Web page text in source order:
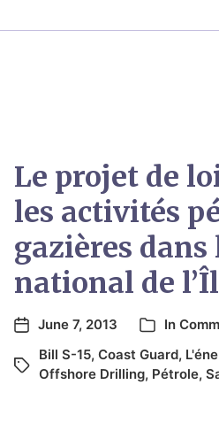
Le projet de
les activités
gazières dans
national de
June 7, 2013 In
Bill S-15, Coast Guard,
Offshore Drilling, Pétrole,